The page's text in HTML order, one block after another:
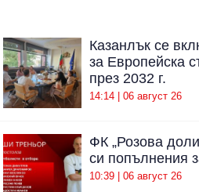
Казанлък се
за Европейска
през 2032 г.
14:14 | 06 август 26
ФК „Розова
си попълнения
10:39 | 06 август 26